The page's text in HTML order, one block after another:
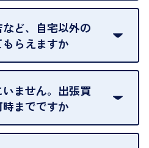
者の同意があってもご利用い
ど、自宅以外の
らえますか
お引き受けできません。ご指
客様への迷惑となることが考
ません。出張買
までですか
時から19時です。